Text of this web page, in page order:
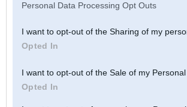
Personal Data Processing Opt Outs
I want to opt-out of the Sharing of my
Opted In
I want to opt-out of the Sale of my
Opted In